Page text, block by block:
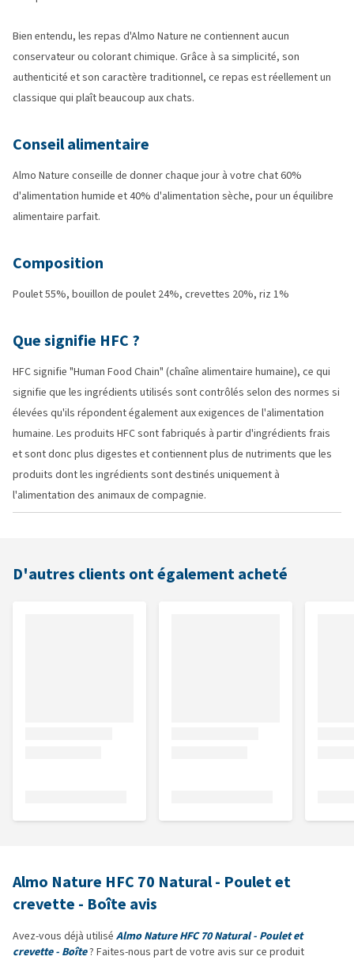
Bien entendu, les repas d'Almo Nature ne contiennent aucun
conservateur ou colorant chimique. Grâce à sa simplicité, son
authenticité et son caractère traditionnel, ce repas est réellement un
classique qui plaît beaucoup aux chats.
Conseil alimentaire
Almo Nature conseille de donner chaque jour à votre chat 60%
d'alimentation humide et 40% d'alimentation sèche, pour un équilibre
alimentaire parfait.
Composition
Poulet 55%, bouillon de poulet 24%, crevettes 20%, riz 1%
Que signifie HFC ?
HFC signifie "Human Food Chain" (chaîne alimentaire humaine), ce qui
signifie que les ingrédients utilisés sont contrôlés selon des normes si
élevées qu'ils répondent également aux exigences de l'alimentation
humaine. Les produits HFC sont fabriqués à partir d'ingrédients frais
et sont donc plus digestes et contiennent plus de nutriments que les
produits dont les ingrédients sont destinés uniquement à
l'alimentation des animaux de compagnie.
D'autres clients ont également acheté
Almo Nature HFC 70 Natural - Poulet et
crevette - Boîte avis
Avez-vous déjà utilisé Almo Nature HFC 70 Natural - Poulet et
crevette - Boîte? Faites-nous part de votre avis sur ce produit